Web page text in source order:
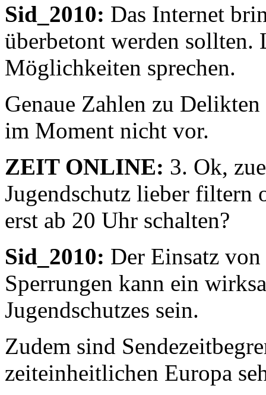
Sid_2010: Das Internet
überbetont werden sollten.
Möglichkeiten sprechen.
Genaue Zahlen zu
im Moment nicht vor.
ZEIT ONLINE: 3. Ok,
Jugendschutz lieber filtern
erst ab 20 Uhr schalten?
Sid_2010: Der Einsatz
Sperrungen kann ein
Jugendschutzes sein.
Zudem sind
zeiteinheitlichen Europa